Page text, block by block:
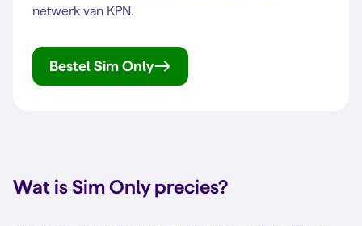
netwerk van KPN.
Bestel Sim Only
Wat is Sim Only precies?